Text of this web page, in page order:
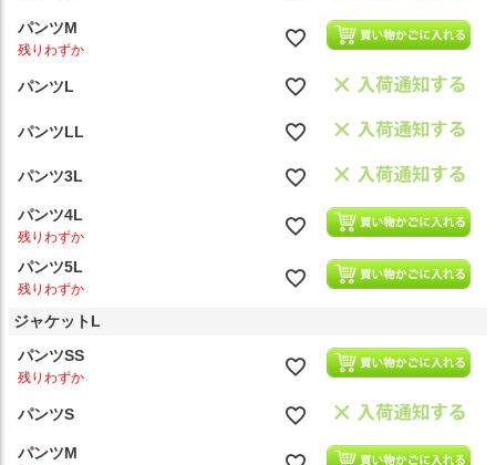
パンツM
残りわずか
パンツL
パンツLL
パンツ3L
パンツ4L
残りわずか
パンツ5L
残りわずか
ジャケットL
パンツSS
残りわずか
パンツS
パンツM